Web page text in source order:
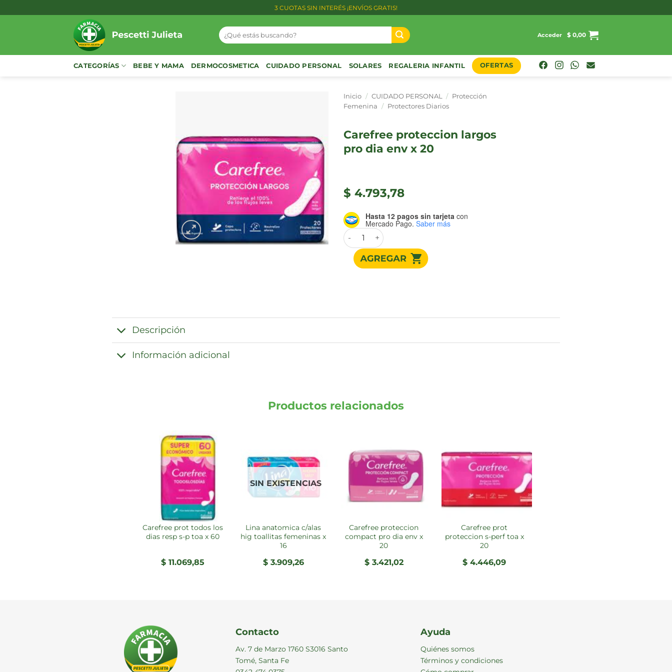
al
3 CUOTAS SIN INTERÉS ¡ENVÍOS GRATIS!
Buscar
por:
Acceder $ 0,00
CATEGORÍAS BEBE Y MAMA DERMOCOSMETICA CUIDADO PERSONAL SOLARES REGALERIA INFANTIL OFERTAS
Inicio / CUIDADO PERSONAL / Protección
Femenina / Protectores Diarios
carefree proteccion largos
pro dia env x 20
$ 4.793,78
Hasta 12 pagos sin tarjeta con
Mercado Pago. Saber más
CAREFREE PROTECCION LARGOS PRO DIA ENV x 20 cantidad
Descripción
Información adicional
Productos relacionados
carefree prot todos los
dias resp s-p toa x 60
$ 11.069,85
SIN EXISTENCIAS
lina anatomica c/alas
hig toallitas femeninas x
16
$3.909,26
carefree proteccion
compact pro dia env x
20
$3.421,02
carefree prot
proteccion s-perf toa x
20
$ 4.446,09
Contacto
Av. 7 de Marzo 1760 S3016 Santo
Tomé, Santa Fe
Ayuda
Quiénes somos
Términos y condiciones